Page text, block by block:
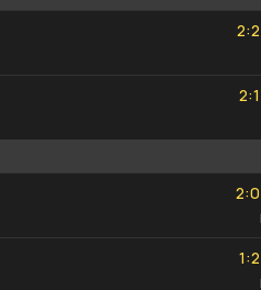
2
2:
2
2
2:1
2
2:
0
0
1:2